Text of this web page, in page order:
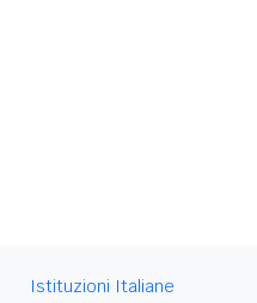
Istituzioni Italiane